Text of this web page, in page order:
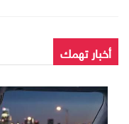
أخبار تهمك